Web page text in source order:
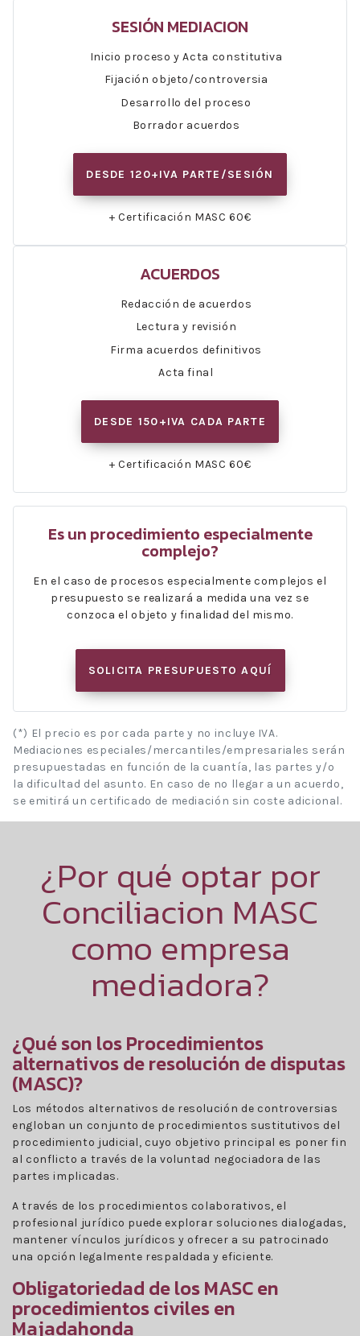
SESIÓN MEDIACION
Inicio proceso y Acta constitutiva
Fijación objeto/controversia
Desarrollo del proceso
Borrador acuerdos
DESDE 120+IVA PARTE/SESIÓN
+ Certificación MASC 60€
ACUERDOS
Redacción de acuerdos
Lectura y revisión
Firma acuerdos definitivos
Acta final
DESDE 150+IVA CADA PARTE
+ Certificación MASC 60€
Es un procedimiento especialmente
complejo?
En el caso de procesos especialmente complejos el
presupuesto se realizará a medida una vez se
conzoca el objeto y finalidad del mismo.
SOLICITA PRESUPUESTO AQUÍ
(*) El precio es por cada parte y no incluye IVA.
Mediaciones especiales/mercantiles/empresariales serán
presupuestadas en función de la cuantía, las partes y/o
la dificultad del asunto. En caso de no llegar a un acuerdo,
se emitirá un certificado de mediación sin coste adicional.
¿Por qué optar por
Conciliacion MASC
como empresa
mediadora?
¿Qué son los Procedimientos
alternativos de resolución de disputas
(MASC)?
Los métodos alternativos de resolución de controversias
engloban un conjunto de procedimientos sustitutivos del
procedimiento judicial, cuyo objetivo principal es poner fin
al conflicto a través de la voluntad negociadora de las
partes implicadas.
A través de los procedimientos colaborativos, el
profesional jurídico puede explorar soluciones dialogadas,
mantener vínculos jurídicos y ofrecer a su patrocinado
una opción legalmente respaldada y eficiente.
Obligatoriedad de los MASC en
procedimientos civiles en
Majadahonda